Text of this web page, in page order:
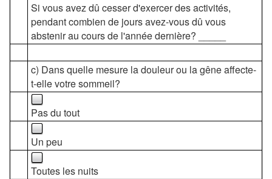
Si vous avez dû cesser d'exercer des activités,
pendant combien de jours avez-vous dû vous
abstenir au cours de l'année dernière? _____
c) Dans quelle mesure la douleur ou la gêne affecte-
t-elle votre sommeil?
Pas du tout
Un peu
Toutes les nuits